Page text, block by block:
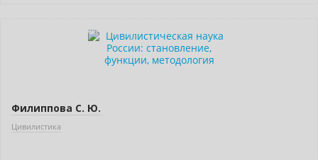
Индивидуальный подход
Филиппова С. Ю.
Цивилистика